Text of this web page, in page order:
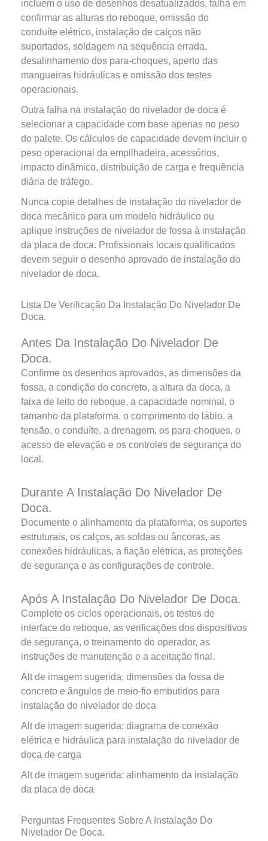
incluem o uso de desenhos desatualizados, falha em
confirmar as alturas do reboque, omissão do
conduíte elétrico, instalação de calços não
suportados, soldagem na sequência errada,
desalinhamento dos para-choques, aperto das
mangueiras hidráulicas e omissão dos testes
operacionais.
Outra falha na instalação do nivelador de doca é
selecionar a capacidade com base apenas no peso
do palete. Os cálculos de capacidade devem incluir o
peso operacional da empilhadeira, acessórios,
impacto dinâmico, distribuição de carga e frequência
diária de tráfego.
Nunca copie detalhes de instalação do nivelador de
doca mecânico para um modelo hidráulico ou
aplique instruções de nivelador de fossa à instalação
da placa de doca. Profissionais locais qualificados
devem seguir o desenho aprovado de instalação do
nivelador de doca.
Lista De Verificação Da Instalação Do Nivelador De
Doca.
Antes Da Instalação Do Nivelador De
Doca.
Confirme os desenhos aprovados, as dimensões da
fossa, a condição do concreto, a altura da doca, a
faixa de leito do reboque, a capacidade nominal, o
tamanho da plataforma, o comprimento do lábio, a
tensão, o conduíte, a drenagem, os para-choques, o
acesso de elevação e os controles de segurança do
local.
Durante A Instalação Do Nivelador De
Doca.
Documente o alinhamento da plataforma, os suportes
estruturais, os calços, as soldas ou âncoras, as
conexões hidráulicas, a fiação elétrica, as proteções
de segurança e as configurações de controle.
Após A Instalação Do Nivelador De Doca.
Complete os ciclos operacionais, os testes de
interface do reboque, as verificações dos dispositivos
de segurança, o treinamento do operador, as
instruções de manutenção e a aceitação final.
Alt de imagem sugerida: dimensões da fossa de
concreto e ângulos de meio-fio embutidos para
instalação do nivelador de doca
Alt de imagem sugerida: diagrama de conexão
elétrica e hidráulica para instalação do nivelador de
doca de carga
Alt de imagem sugerida: alinhamento da instalação
da placa de doca
Perguntas Frequentes Sobre A Instalação Do
Nivelador De Doca.